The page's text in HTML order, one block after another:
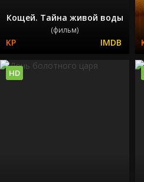
Кощей. Тайна живой воды
(фильм)
HD